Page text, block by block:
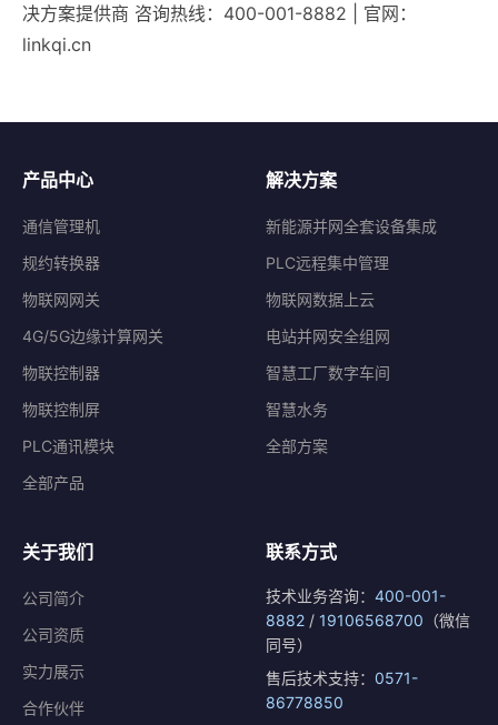
决方案提供商 咨询热线：400-001-8882 | 官网：
linkqi.cn
产品中心
通信管理机
规约转换器
物联网网关
4G/5G边缘计算网关
物联控制器
物联控制屏
PLC通讯模块
全部产品
解决方案
新能源并网全套设备集成
PLC远程集中管理
物联网数据上云
电站并网安全组网
智慧工厂数字车间
智慧水务
全部方案
关于我们
公司简介
公司资质
实力展示
合作伙伴
联系方式
技术业务咨询： 400-001-
8882 / 19106568700 （微信
同号）
售后技术支持： 0571-
86778850